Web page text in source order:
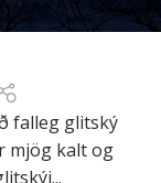
falleg glitský
mjög kalt og